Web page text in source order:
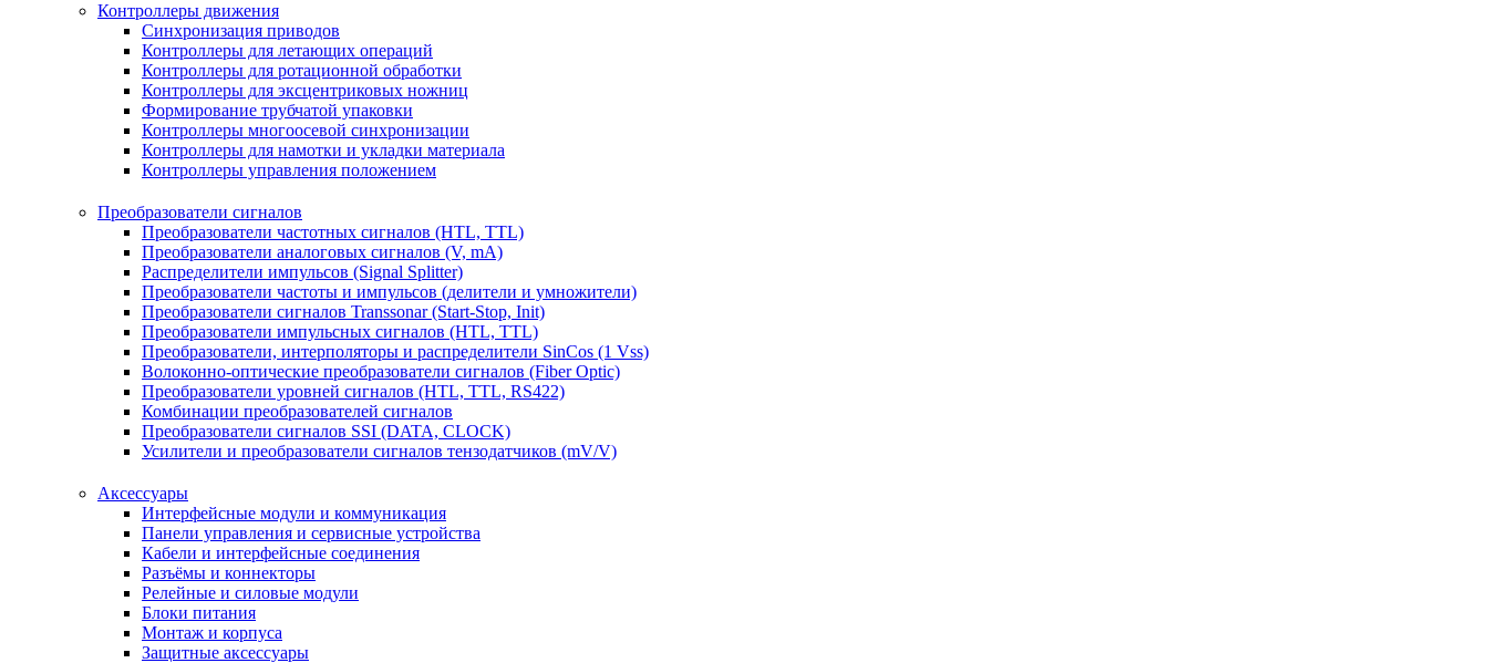
Контроллеры движения
Синхронизация приводов
Контроллеры для летающих операций
Контроллеры для ротационной обработки
Контроллеры для эксцентриковых ножниц
Формирование трубчатой упаковки
Контроллеры многоосевой синхронизации
Контроллеры для намотки и укладки материала
Контроллеры управления положением
Преобразователи сигналов
Преобразователи частотных сигналов (HTL, TTL)
Преобразователи аналоговых сигналов (V, mA)
Распределители импульсов (Signal Splitter)
Преобразователи частоты и импульсов (делители и умножители)
Преобразователи сигналов Transsonar (Start-Stop, Init)
Преобразователи импульсных сигналов (HTL, TTL)
Преобразователи, интерполяторы и распределители SinCos (1 Vss)
Волоконно-оптические преобразователи сигналов (Fiber Optic)
Преобразователи уровней сигналов (HTL, TTL, RS422)
Комбинации преобразователей сигналов
Преобразователи сигналов SSI (DATA, CLOCK)
Усилители и преобразователи сигналов тензодатчиков (mV/V)
Аксессуары
Интерфейсные модули и коммуникация
Панели управления и сервисные устройства
Кабели и интерфейсные соединения
Разъёмы и коннекторы
Релейные и силовые модули
Блоки питания
Монтаж и корпуса
Защитные аксессуары